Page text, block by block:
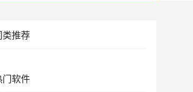
类推荐
门软件